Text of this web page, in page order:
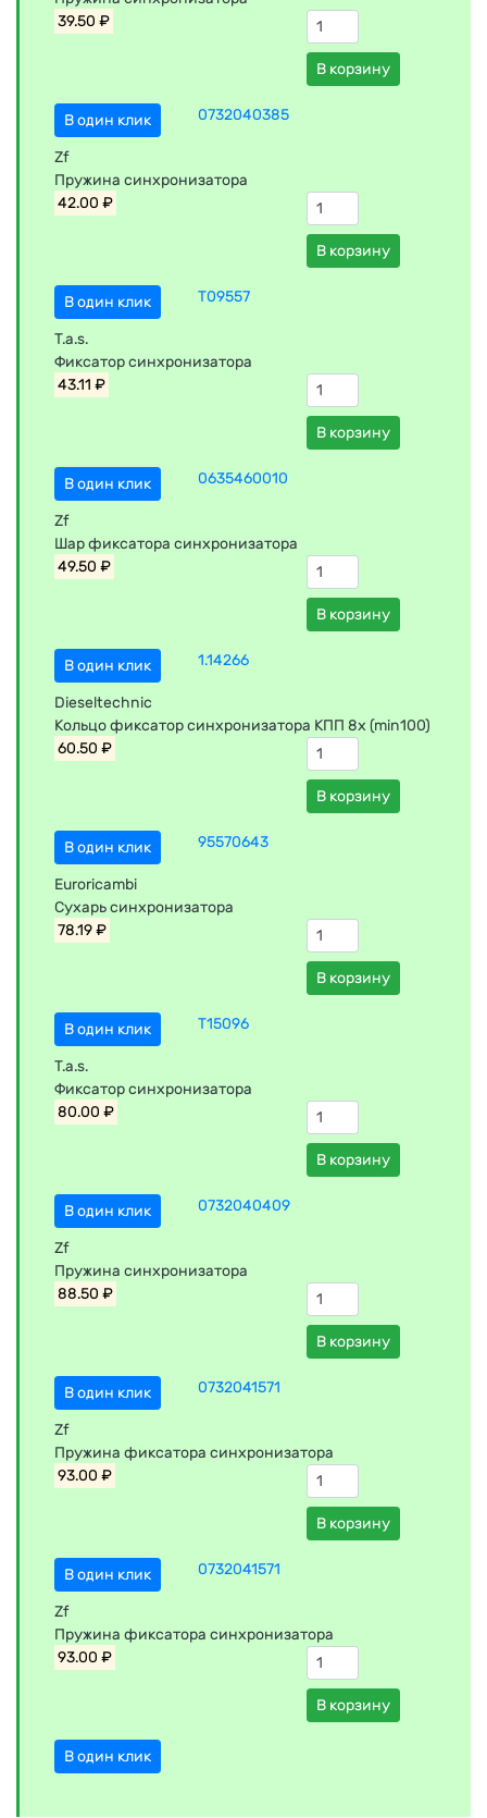
39.50 ₽
В корзину
В один клик 0732040385
Zf
Пружина синхронизатора
42.00 ₽
В корзину
В один клик T09557
T.a.s.
Фиксатор синхронизатора
43.11 ₽
В корзину
В один клик 0635460010
Zf
Шар фиксатора синхронизатора
49.50 ₽
В корзину
В один клик 1.14266
Dieseltechnic
Кольцо фиксатор синхронизатора КПП 8x (min100)
60.50 ₽
В корзину
В один клик 95570643
Euroricambi
Сухарь синхронизатора
78.19 ₽
В корзину
В один клик T15096
T.a.s.
Фиксатор синхронизатора
80.00 ₽
В корзину
В один клик 0732040409
Zf
Пружина синхронизатора
88.50 ₽
В корзину
В один клик 0732041571
Zf
Пружина фиксатора синхронизатора
93.00 ₽
В корзину
В один клик 0732041571
Zf
Пружина фиксатора синхронизатора
93.00 ₽
В корзину
В один клик